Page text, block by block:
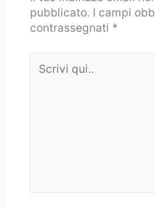
pubblicato. I campi
contrassegnati *
qui..